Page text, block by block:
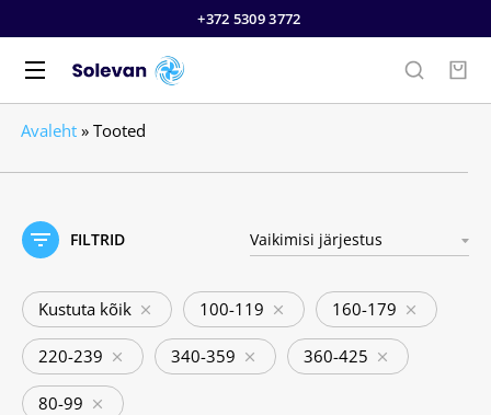
+372 5309 3772
Avaleht » Tooted
FILTRID
Kustuta kõik 100-119 160-179
220-239 340-359 360-425
80-99